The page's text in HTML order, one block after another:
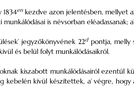
enkezdve azon jelentésben, mellyet
is névsorban
jegyzőkönyvének 22dpontja, melly
és belül folyt munkálódásaikról.
kiszabott munkálódásairól
kebelén kívül készítettek, a’ végre,